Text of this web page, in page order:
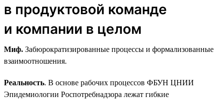
в продуктовой команде
и компании в целом
Миф. Забюрократизированные процессы и формализованные
взаимоотношения.
Реальность. В основе рабочих процессов ФБУН ЦНИИ
Эпидемиологии Роспотребнадзора лежат гибкие